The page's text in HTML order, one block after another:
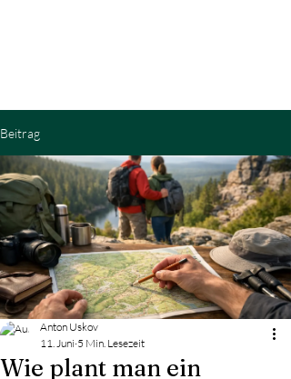
Beitrag
Wie plant man ein
Anton Uskov
11. Juni 5 Min. Lesezeit